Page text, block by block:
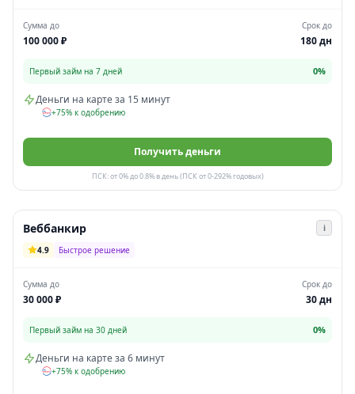
Сумма до
100 000 ₽
Срок до
180 дн
Первый займ на 7 дней 0%
Деньги на карте за 15 минут
+75% к одобрению
Получить деньги
ПСК: от 0% до 0.8% в день (ПСК от 0-292% годовых)
Веббанкир
i
4.9
Быстрое решение
Сумма до
30 000 ₽
Срок до
30 дн
Первый займ на 30 дней 0%
Деньги на карте за 6 минут
+75% к одобрению